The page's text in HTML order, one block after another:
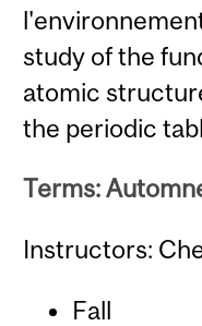
study of the
atomic
the periodic
Terms:
Instructors:
Fall